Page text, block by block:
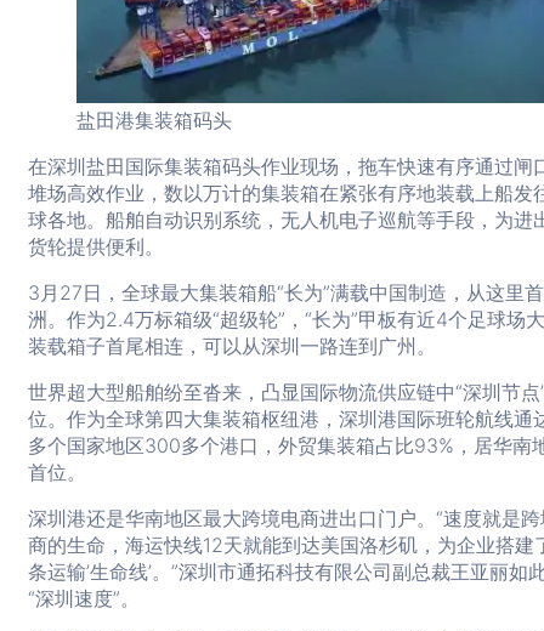
盐田港集装箱码头
在深圳盐田国际集装箱码头作业现场，拖车快速有序通过闸
堆场高效作业，数以万计的集装箱在紧张有序地装载上船发
球各地。船舶自动识别系统，无人机电子巡航等手段，为进
货轮提供便利。
3月27日，全球最大集装箱船“长为”满载中国制造，从这里
洲。作为2.4万标箱级“超级轮”，“长为”甲板有近4个足球场
装载箱子首尾相连，可以从深圳一路连到广州。
世界超大型船舶纷至沓来，凸显国际物流供应链中“深圳节点
位。作为全球第四大集装箱枢纽港，深圳港国际班轮航线通
多个国家地区300多个港口，外贸集装箱占比93%，居华南
首位。
深圳港还是华南地区最大跨境电商进出口门户。“速度就是
商的生命，海运快线12天就能到达美国洛杉矶，为企业搭建
条运输’生命线’。”深圳市通拓科技有限公司副总裁王亚丽如
“深圳速度”。